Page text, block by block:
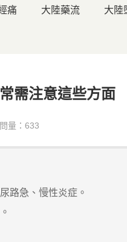
痛 大陸藥流 大陸
需注意這些方面
量：633
路急、慢性炎症。